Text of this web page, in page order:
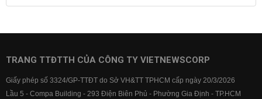
Lãi suất tiết kiệm
Lãi suất tiền gửi
Lãi suất ngân hàng BIDV
Lãi suất ngân hàng Vietcombank
TRANG TTĐTTH CỦA CÔNG TY VIETNEWSCORP
Giấy phép số 3324/GP-TTĐT do Sở VH&TT TPHCM cấp ngày 20/3/2026
Lầu 5 - Compa Building - 293 Điện Biên Phủ - Phường Gia Định - TP.HCM